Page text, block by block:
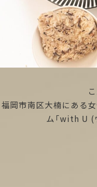
福岡市南区大楠にある
ム「with U (